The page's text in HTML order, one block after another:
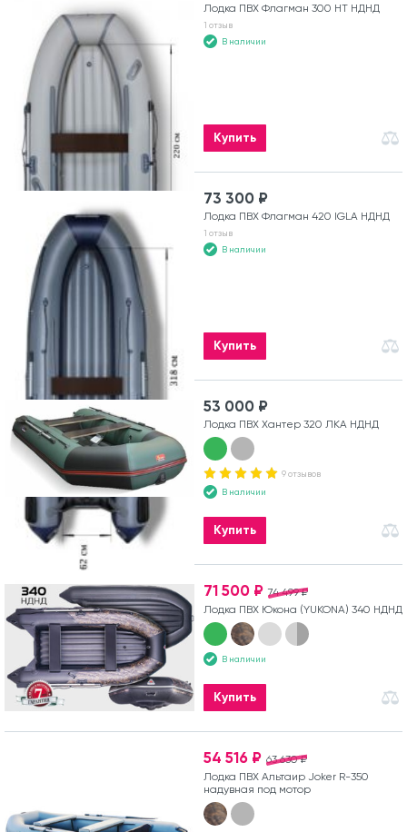
Лодка ПВХ Флагман 300 HT НДНД
1 отзыв
В наличии
Купить
73 300 ₽
Лодка ПВХ Флагман 420 IGLA НДНД
1 отзыв
В наличии
Купить
53 000 ₽
Лодка ПВХ Хантер 320 ЛКА НДНД
9 отзывов
В наличии
Купить
74 499 ₽
71 500 ₽
Лодка ПВХ Юкона (YUKONA) 340 НДНД
В наличии
Купить
63 630 ₽
54 516 ₽
Лодка ПВХ Альтаир Joker R-350
надувная под мотор